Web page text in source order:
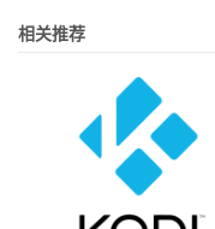
相关推荐